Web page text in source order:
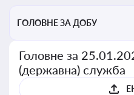
ГОЛОВНЕ ЗА ДОБУ
Головне за
(державна) служба